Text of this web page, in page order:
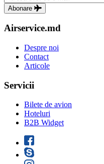
Abonare
Airservice.md
Despre noi
Contact
Articole
Servicii
Bilete de avion
Hoteluri
B2B Widget